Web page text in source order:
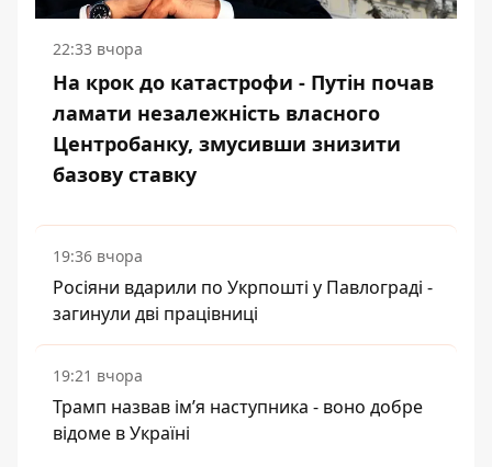
22:33 вчора
На крок до катастрофи - Путін почав
ламати незалежність власного
Центробанку, змусивши знизити
базову ставку
19:36 вчора
Росіяни вдарили по Укрпошті у Павлограді -
загинули дві працівниці
19:21 вчора
Трамп назвав імʼя наступника - воно добре
відоме в Україні